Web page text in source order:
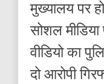
मुख्यालय पर
सोशल
वीडियो का
दो आरोपी